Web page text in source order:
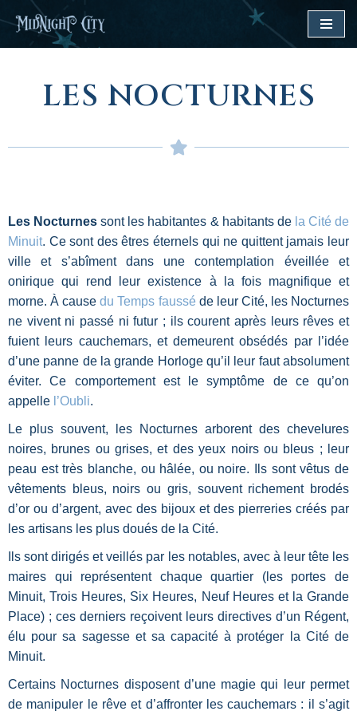
contenuLES NOCTURNES
Les Nocturnes sont les habitantes & habitants de la Cité de
Minuit. Ce sont des êtres éternels qui ne quittent jamais leur
ville et s’abîment dans une contemplation éveillée et
onirique qui rend leur existence à la fois magnifique et
morne. À causedu Temps faussé de leur Cité, les Nocturnes
ne vivent ni passé ni futur ; ils courent après leurs rêves et
fuient leurs cauchemars, et demeurent obsédés par l’idée
d’une panne de la grande Horloge qu’il leur faut absolument
éviter. Ce comportement est le symptôme de ce qu’on
appelle l’Oubli.
Le plus souvent, les Nocturnes arborent des chevelures
noires, brunes ou grises, et des yeux noirs ou bleus ; leur
peau est très blanche, ou hâlée, ou noire. Ils sont vêtus de
vêtements bleus, noirs ou gris, souvent richement brodés
d’or ou d’argent, avec des bijoux et des pierreries créés par
les artisans les plus doués de la Cité.
Ils sont dirigés et veillés par les notables, avec à leur tête les
maires qui représentent chaque quartier (les portes de
Minuit, Trois Heures, Six Heures, Neuf Heures et la Grande
Place) ; ces derniers reçoivent leurs directives d’un Régent,
élu pour sa sagesse et sa capacité à protéger la Cité de
Minuit.
Certains Nocturnes disposent d’une magie qui leur permet
de manipuler le rêve et d’affronter les cauchemars : il s’agit